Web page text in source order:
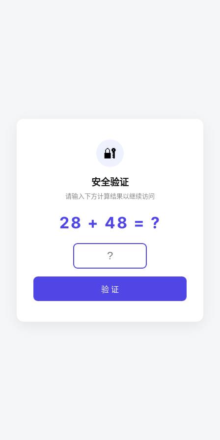
🔐
安全验证
请输入下方计算结果以继续访问
28 + 48 = ?
验 证